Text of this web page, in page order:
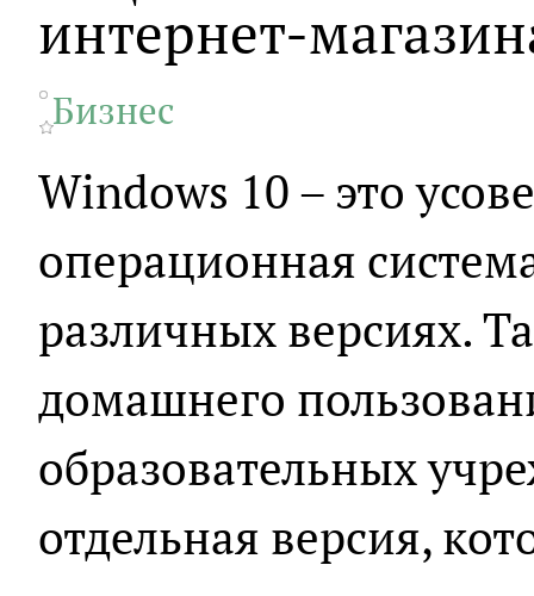
интернет-
Бизнес
Windows 10 – это
операционная
различных версиях.
домашнего
образовательных
отдельная версия,